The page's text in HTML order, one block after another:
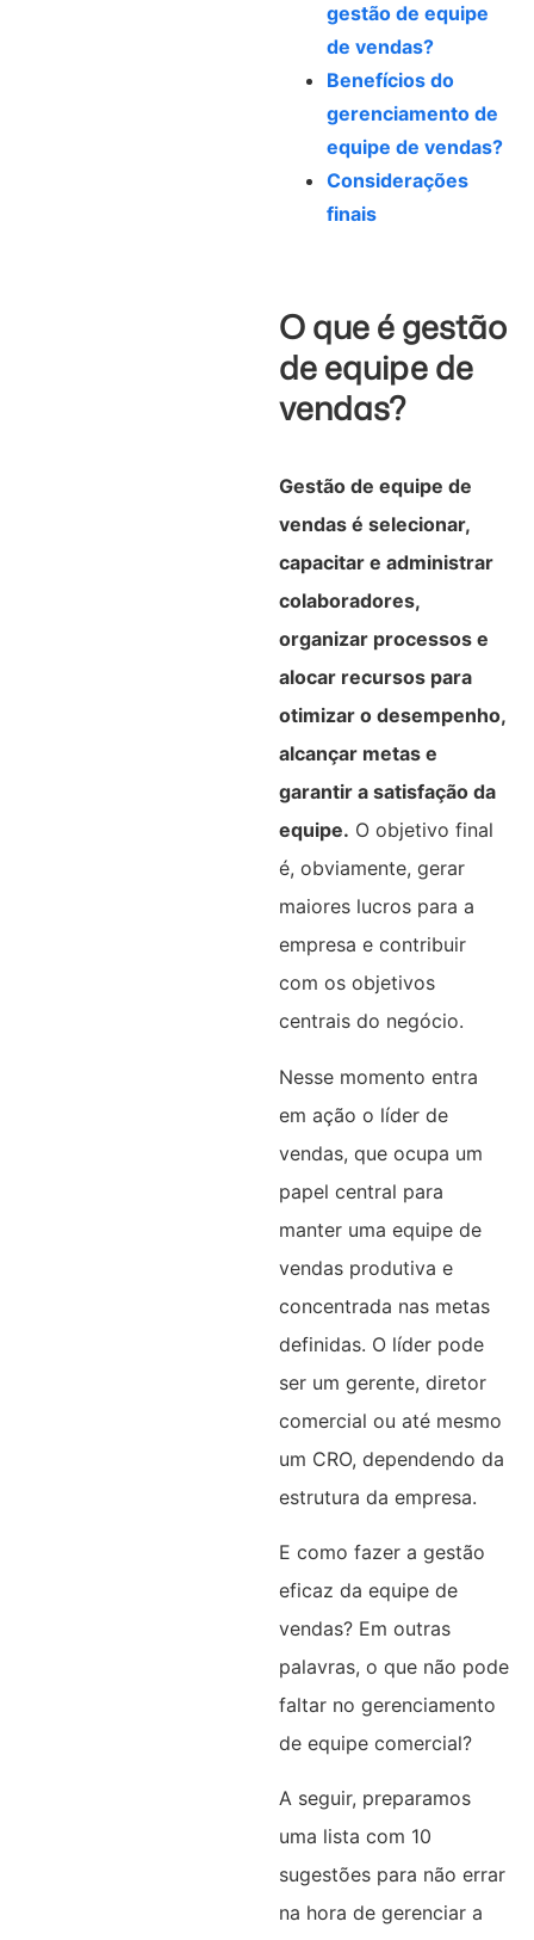
gestão de equipe
de vendas?
Benefícios do
gerenciamento de
equipe de vendas?
Considerações
finais
O que é gestão
de equipe de
vendas?
Gestão de equipe de
vendas é selecionar,
capacitar e administrar
colaboradores,
organizar processos e
alocar recursos para
otimizar o desempenho,
alcançar metas e
garantir a satisfação da
equipe. O objetivo final
é, obviamente, gerar
maiores lucros para a
empresa e contribuir
com os objetivos
centrais do negócio.
Nesse momento entra
em ação o líder de
vendas, que ocupa um
papel central para
manter uma equipe de
vendas produtiva e
concentrada nas metas
definidas. O líder pode
ser um gerente, diretor
comercial ou até mesmo
um CRO, dependendo da
estrutura da empresa.
E como fazer a gestão
eficaz da equipe de
vendas? Em outras
palavras, o que não pode
faltar no gerenciamento
de equipe comercial?
A seguir, preparamos
uma lista com 10
sugestões para não errar
na hora de gerenciar a